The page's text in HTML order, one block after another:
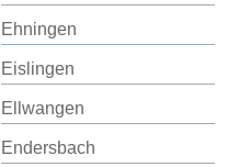
Ehningen
Eislingen
Ellwangen
Endersbach